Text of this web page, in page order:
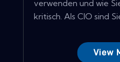
verwenden und wie
kritisch. Als CIO sind
View